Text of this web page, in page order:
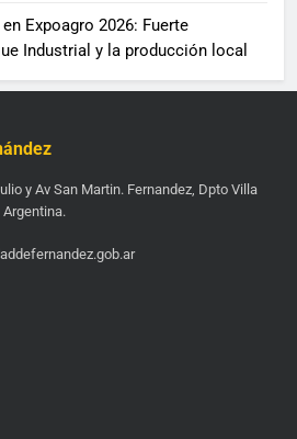
Expoagro 2026: Fuerte
Industrial y la producción local
y Av San Martin. Fernandez, Dpto Villa